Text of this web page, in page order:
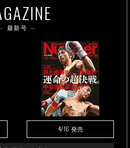
最新号
4/16 発売